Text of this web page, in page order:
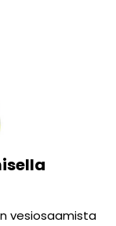
vesiosaamista